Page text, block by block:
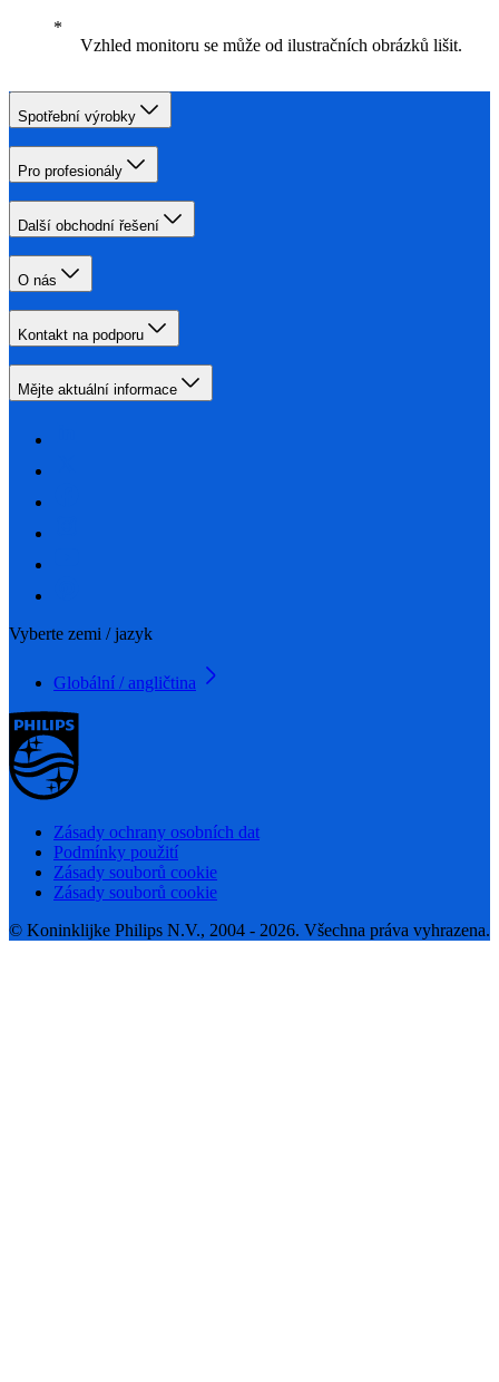
Vzhled monitoru se může od ilustračních obrázků lišit.
Spotřební výrobky
Pro profesionály
Další obchodní řešení
O nás
Kontakt na podporu
Mějte aktuální informace
Vyberte zemi / jazyk
Globální / angličtina
Zásady ochrany osobních dat
Podmínky použití
Zásady souborů cookie
Zásady souborů cookie
© Koninklijke Philips N.V., 2004 - 2026. Všechna práva vyhrazena.